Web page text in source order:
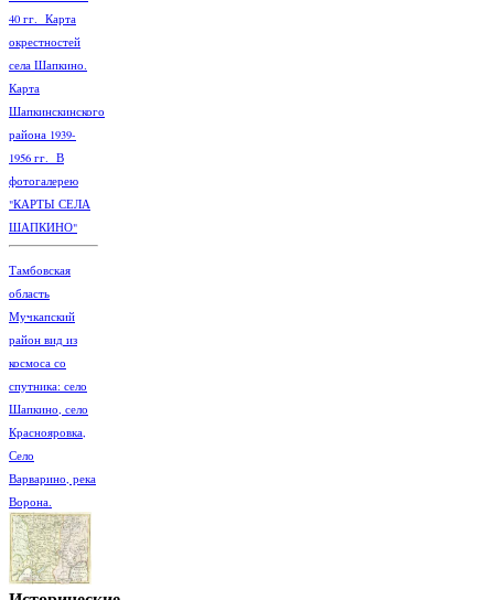
40 гг. Карта
окрестностей
села Шапкино.
Карта
Шапкинскинского
района 1939-
1956 гг. В
фотогалерею
"КАРТЫ СЕЛА
ШАПКИНО"
Тамбовская
область
Мучкапский
район вид из
космоса со
спутника: село
Шапкино, село
Краснояровка,
Село
Варварино, река
Ворона.